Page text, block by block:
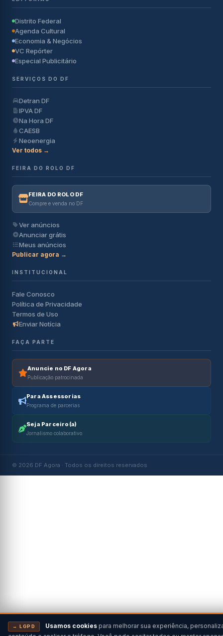
Distrito Federal
Agenda Cultural
Economia & Negócios
VC Repórter
Especial Publicitário
SERVIÇOS DO DF
Detran DF
IPVA DF
Na Hora DF
CAESB
Neoenergia
Ver todos →
FEIRA DO ROLO DF
FEIRA DO ROLO DF
Compre e venda no DF
Ver anúncios
Anunciar grátis
Meus anúncios
Publicar agora →
INSTITUCIONAL
Fale Conosco
Política de Privacidade
Termos de Uso
Enviar Notícia
FAÇA PARTE
Anuncie no DF Agora
Publicação patrocinada
Para Assessorias
Programa de parcerias
Seja Parceiro(a)
Jornalismo colaborativo
© 2026 DF Agora · Todos os direitos reservados
→ LGPD Usamos cookies para melhorar sua experiência,